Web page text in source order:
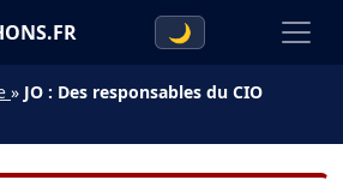
🌙
» JO : Des responsables du CIO